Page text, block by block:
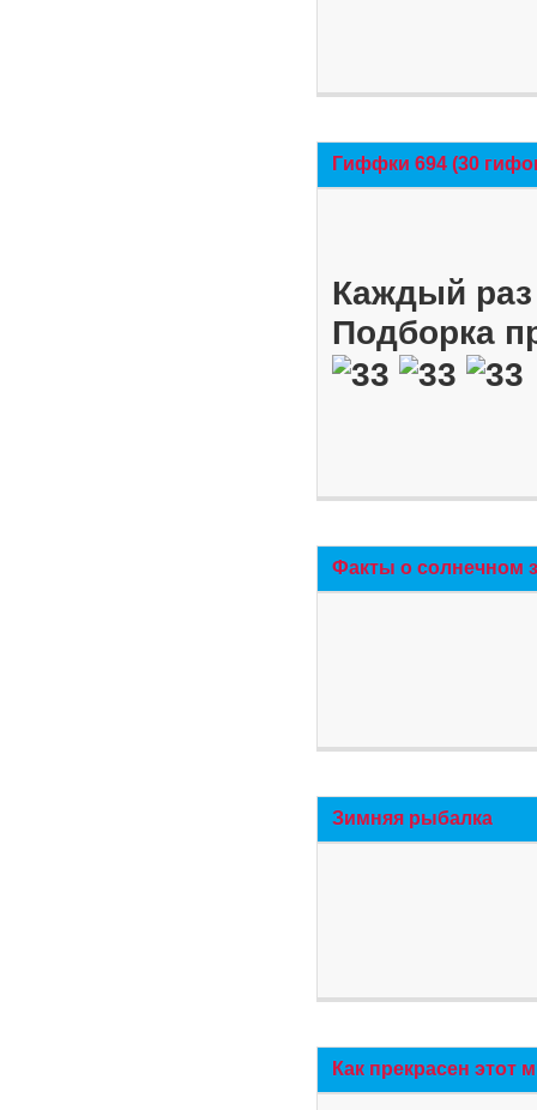
Гиффки 694 (30
Каждый
Подборка
Факты о солнечном
Зимняя рыбалка
Как прекрасен этот